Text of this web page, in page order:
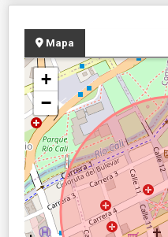
Mapa
+
−